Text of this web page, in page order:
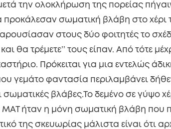
την ολοκλήρωση της πορείας
σωματική βλάβη στο χέρι
στους δύο φοιτητές το
θα τρέμετε’’ τους είπαν. Από τότε
Πρόκειται για μια εντελώς
γεμάτο φαντασία περιλαμβάνει
βλάβες.Το δεμένο σε γύψο
ήταν η μόνη σωματική βλάβη που
της σκευωρίας μάλιστα είναι ότι